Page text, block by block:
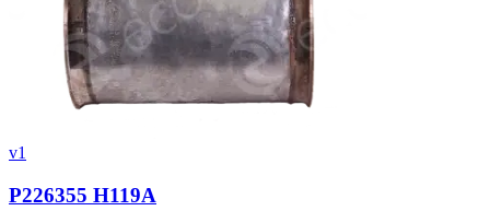
v1
P226355 H119A